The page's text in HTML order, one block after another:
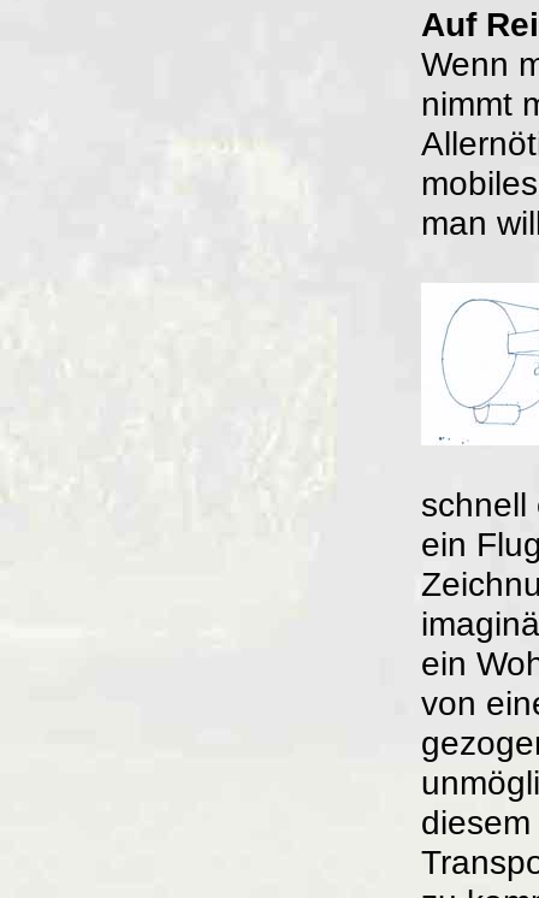
Auf
Wenn
nimmt
man
ein
ein
von
diesem